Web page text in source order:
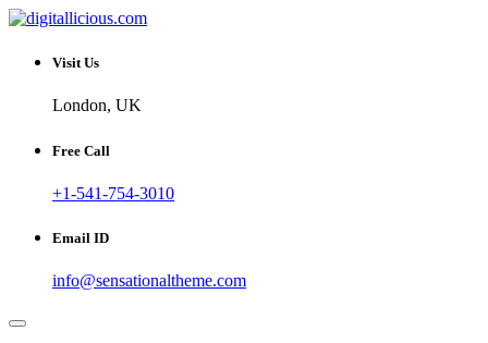
Skip
content
digitallicious.com
Sharing Digital Information
Visit Us
London, UK
Free Call
+1-541-754-3010
Email ID
info@sensationaltheme.com